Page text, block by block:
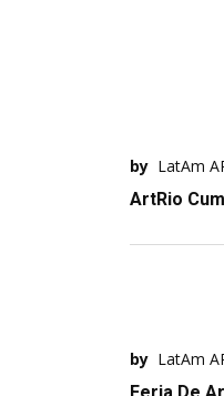
by LatAm
ArtRio
by LatAm